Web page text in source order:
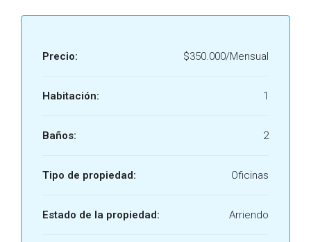
Precio: $350.000/Mensual
Habitación: 1
Baños: 2
Tipo de propiedad: Oficinas
Estado de la propiedad: Arriendo